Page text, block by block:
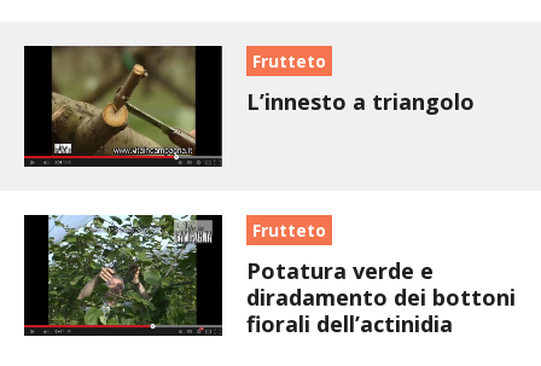
TAP TRAP
IL MIO ORTO
ANIMALI UMANI E NON UMANI
IL MIO 2025
COLTIVARE L’OLIVO
CORMIK
Frutteto
L’innesto a triangolo
Frutteto
Potatura verde e
diradamento dei bottoni
fiorali dell’actinidia